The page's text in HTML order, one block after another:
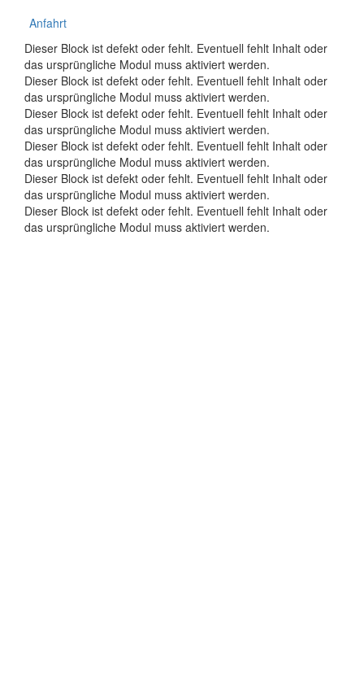
Anfahrt
Dieser Block ist defekt oder fehlt. Eventuell fehlt Inhalt oder
das ursprüngliche Modul muss aktiviert werden.
Dieser Block ist defekt oder fehlt. Eventuell fehlt Inhalt oder
das ursprüngliche Modul muss aktiviert werden.
Dieser Block ist defekt oder fehlt. Eventuell fehlt Inhalt oder
das ursprüngliche Modul muss aktiviert werden.
Dieser Block ist defekt oder fehlt. Eventuell fehlt Inhalt oder
das ursprüngliche Modul muss aktiviert werden.
Dieser Block ist defekt oder fehlt. Eventuell fehlt Inhalt oder
das ursprüngliche Modul muss aktiviert werden.
Dieser Block ist defekt oder fehlt. Eventuell fehlt Inhalt oder
das ursprüngliche Modul muss aktiviert werden.